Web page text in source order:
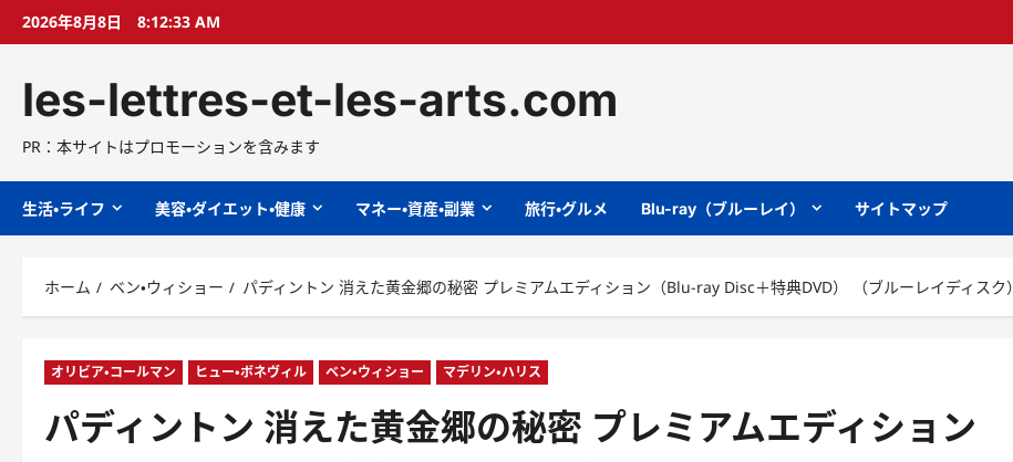
プ
2026年8月8日 8:12:34 AM
les-lettres-et-les-arts.com
PR：本サイトはプロモーションを含みます
生活・ライフ 美容・ダイエット・健康 マネー・資産・副業 旅行・グルメ Blu-ray（ブルーレイ） サイトマップ
ホーム ベン・ウィショー パディントン 消えた黄金郷の秘密 プレミアムエディション（Blu-ray Disc＋特典DVD） （ブルーレイディスク）
オリビア・コールマン ヒュー・ボネヴィル ベン・ウィショー マデリン・ハリス
パディントン 消えた黄金郷の秘密 プレミアムエディション